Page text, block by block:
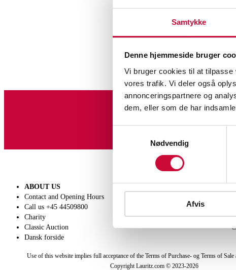
Samtykke
Denne hjemmeside bruger
Vi bruger cookies til at
vores trafik. Vi deler også
annonceringspartnere og
dem, eller som de har
Nødvendig
Afvis
ABOUT US
Contact and Opening Hours
Call us +45 44509800
Charity
Classic Auction
Dansk forside
Conditions of sale
Use of this website implies full acceptance of the Terms of Purchase- og Terms of
Copyright Lauritz.com © 2023-2026